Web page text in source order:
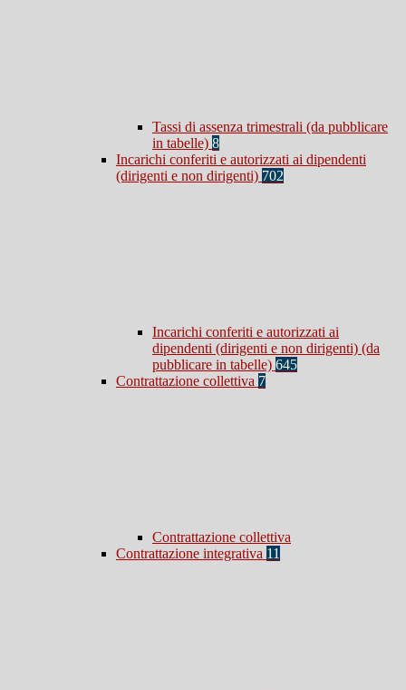
Tassi di assenza trimestrali (da pubblicare
in tabelle) 8
Incarichi conferiti e autorizzati ai dipendenti
(dirigenti e non dirigenti) 702
Incarichi conferiti e autorizzati ai
dipendenti (dirigenti e non dirigenti) (da
pubblicare in tabelle) 645
Contrattazione collettiva 7
Contrattazione collettiva
Contrattazione integrativa 11